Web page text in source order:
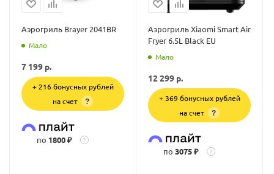
Аэрогриль Brayer 2041BR
Мало
7 199 р.
+ 216 бонусных рублей
на счет
?
по 1800 ₽ ?
Аэрогриль Xiaomi Smart Air
Fryer 6.5L Black EU
Мало
12 299 р.
+ 369 бонусных рублей
на счет
?
по 3075 ₽ ?